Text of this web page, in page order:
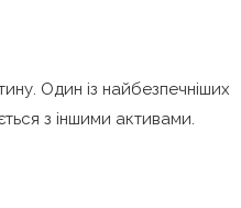
Один із найбезпечніших
з іншими активами.